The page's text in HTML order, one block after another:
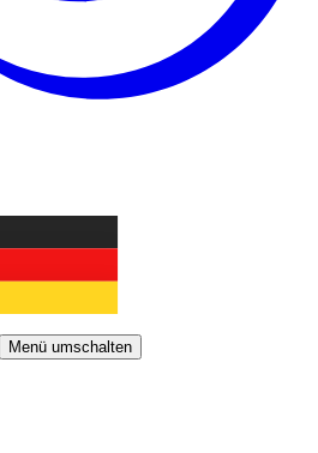
Menü umschalten